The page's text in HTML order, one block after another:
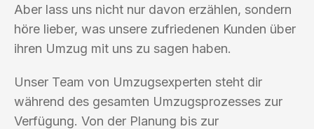
Aber lass uns nicht nur davon erzählen, sondern
höre lieber, was unsere zufriedenen Kunden über
ihren Umzug mit uns zu sagen haben.
Unser Team von Umzugsexperten steht dir
während des gesamten Umzugsprozesses zur
Verfügung. Von der Planung bis zur